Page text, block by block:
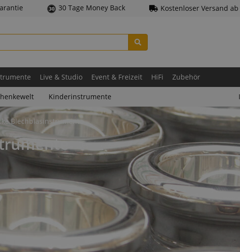
30 Tage Money Back Kostenloser Versand ab
Live & Studio Event & Freizeit HiFi Zubehör
Kinderinstrumente
Blechblasinstrumente